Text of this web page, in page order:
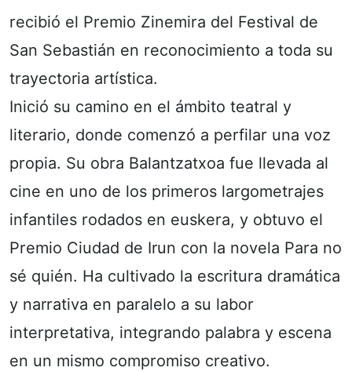
recibió el Premio Zinemira del Festival de
San Sebastián en reconocimiento a toda su
trayectoria artística.
Inició su camino en el ámbito teatral y
literario, donde comenzó a perfilar una voz
propia. Su obra Balantzatxoa fue llevada al
cine en uno de los primeros largometrajes
infantiles rodados en euskera, y obtuvo el
Premio Ciudad de Irun con la novela Para no
sé quién. Ha cultivado la escritura dramática
y narrativa en paralelo a su labor
interpretativa, integrando palabra y escena
en un mismo compromiso creativo.